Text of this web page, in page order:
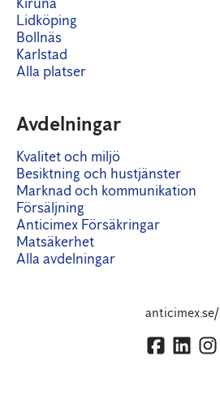
Lidköping
Bollnäs
Karlstad
Alla platser
Avdelningar
Kvalitet och miljö
Besiktning och hustjänster
Marknad och kommunikation
Försäljning
Anticimex Försäkringar
Matsäkerhet
Alla avdelningar
anticimex.se/